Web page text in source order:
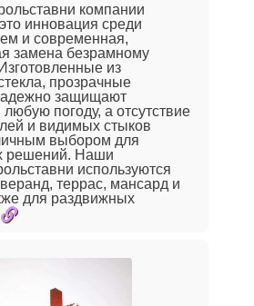
компании
инновация среди
и современная,
замена безрамному
из
прозрачные
защищают
погоду, а отсутствие
и видимых стыков
выбором для
решений. Наши
используются
террас, мансард и
для раздвижных